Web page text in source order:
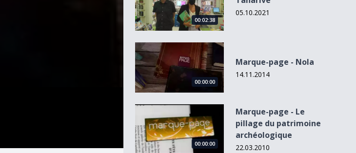
00:02:38
05.10.2021
Marque-page - Nola
00:00:00
Marque-page - Nola
14.11.2014
Marque-page - Le pillage du patrimoine archéologique
00:00:00
Marque-page - Le
pillage du patrimoine
archéologique
22.03.2010